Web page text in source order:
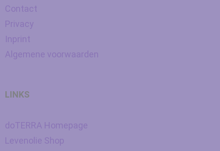
Contact
Privacy
Inprint
Algemene voorwaarden
LINKS
doTERRA Homepage
Levenolie Shop